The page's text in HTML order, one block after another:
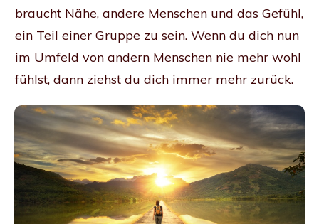
braucht Nähe, andere Menschen und das Gefühl,
ein Teil einer Gruppe zu sein. Wenn du dich nun
im Umfeld von andern Menschen nie mehr wohl
fühlst, dann ziehst du dich immer mehr zurück.